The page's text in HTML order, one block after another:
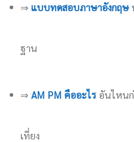
⇒ แบบทดสอบภาษาอังกฤษ
ฐาน
⇒ AM PM คืออะไรอันไหนก่
เที่ยง